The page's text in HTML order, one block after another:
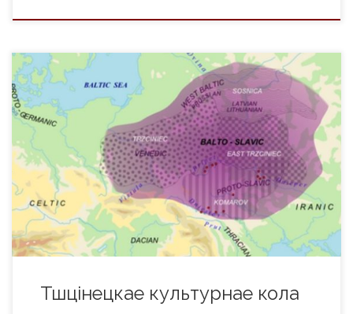
Тшцінецкае культурнае кола — агульнасць помнікаў, якая
існавала ў эпоху бронзы на тэрыторыі цэнтральна-
ўсходняй Еўропы. Датуецца XIX—XI стст. да н. э. Спачатку
разглядаліся як асобная культурная адзінка (тшцінецкая
культура), пазней як комплекс культур альбо як 3 асобныя
культуры (тшцінецкая, камароўская, сосніцкая). Помнікі, як
правіла, размяшчаюіцца на ўскраінах тэрас і на ўзвышшах
[…]
Тшцінецкае культурнае кола